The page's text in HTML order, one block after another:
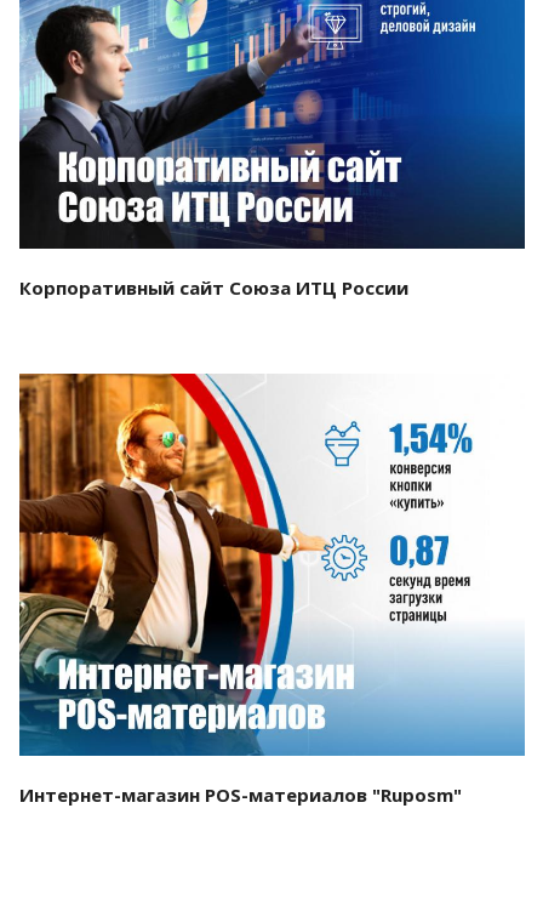
Смотреть проект
Корпоративный сайт Союза ИТЦ России
Смотреть проект
Интернет-магазин POS-материалов "Ruposm"